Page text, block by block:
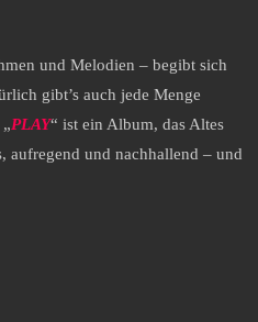
und Melodien – begibt sich
gibt’s auch jede Menge
PLAY“ ist ein Album, das Altes
aufregend und nachhallend – und